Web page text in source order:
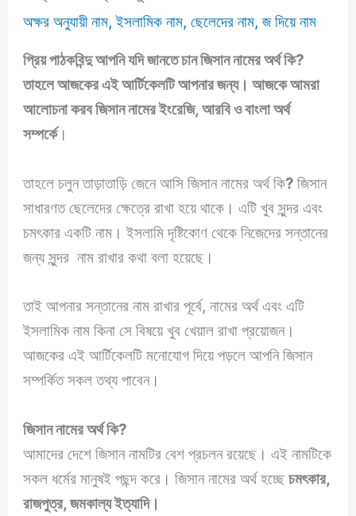
অক্ষর অনুযায়ী নাম,ইসলামিক নাম,ছেলেদের নাম,জ দিয়ে নাম
প্রিয় পাঠকবিন্দু আপনি যদি জানতে চানজিসান নামের অর্থ কি?
তাহলে আজকের এই আর্টিকেলটি আপনার জন্য। আজকে আমরা
আলোচনা করবজিসাননামের ইংরেজি, আরবি ও বাংলা অর্থ
সম্পর্কে।
তাহলে চলুন তাড়াতাড়ি জেনে আসি জিসান নামের অর্থ কি?জিসান
সাধারণত ছেলেদের ক্ষেত্রে রাখা হয়ে থাকে। এটি খুব সুন্দর এবং
চমৎকার একটি নাম। ইসলামি দৃষ্টিকোণ থেকে নিজেদের সন্তানের
জন্য সুন্দর নাম রাখার কথা বলা হয়েছে।
তাই আপনার সন্তানের নাম রাখার পূর্বে, নামের অর্থ এবং এটি
ইসলামিক নাম কিনা সে বিষয়ে খুব খেয়াল রাখা প্রয়োজন।
আজকের এই আর্টিকেলটি মনোযোগ দিয়ে পড়লে আপনি জিসান
সম্পর্কিত সকল তথ্য পাবেন।
জিসান নামের অর্থ কি?
আমাদের দেশে জিসান নামটির বেশ প্রচলন রয়েছে। এই নামটিকে
সকল ধর্মের মানুষই পছন্দ করে। জিসান নামের অর্থ হচ্ছেচমৎকার,
রাজপুত্র, জমকাল্য ইত্যাদি।